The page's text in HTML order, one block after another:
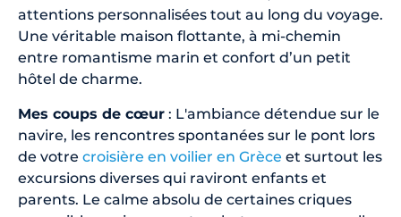
attentions personnalisées tout au long du voyage.
Une véritable maison flottante, à mi-chemin
entre romantisme marin et confort d’un petit
hôtel de charme.
Mes coups de cœur : L'ambiance détendue sur le
navire, les rencontres spontanées sur le pont lors
de votre croisière en voilier en Grèce et surtout les
excursions diverses qui raviront enfants et
parents. Le calme absolu de certaines criques